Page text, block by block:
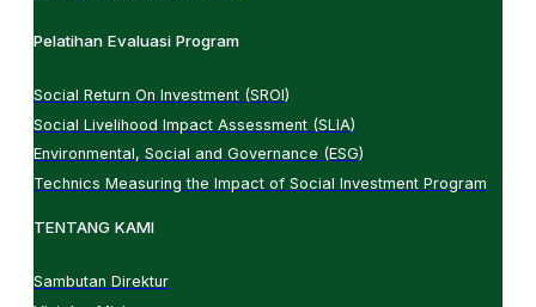
Pelatihan Evaluasi Program
Social Return On Investment (SROI)
Social Livelihood Impact Assessment (SLIA)
Environmental, Social and Governance (ESG)
Technics Measuring the Impact of Social Investment Program
TENTANG KAMI
Sambutan Direktur